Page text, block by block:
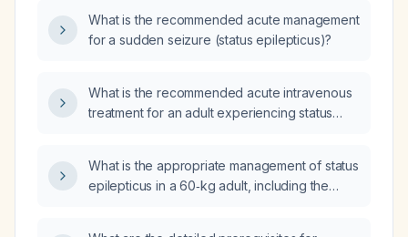
What is the recommended acute management
for a sudden seizure (status epilepticus)?
What is the recommended acute intravenous
treatment for an adult experiencing status
What is the appropriate management of status
epilepticus in a 60‑kg adult, including the